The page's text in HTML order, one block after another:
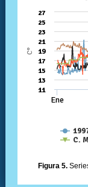
Figura 5.